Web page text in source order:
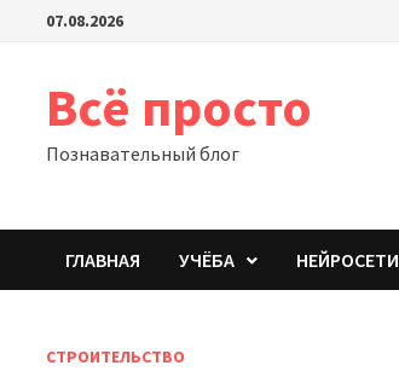
Перейти07.08.2026
Всё просто
Познавательный блог
ГЛАВНАЯ УЧЁБА НЕЙРОСЕТИ
СТРОИТЕЛЬСТВО